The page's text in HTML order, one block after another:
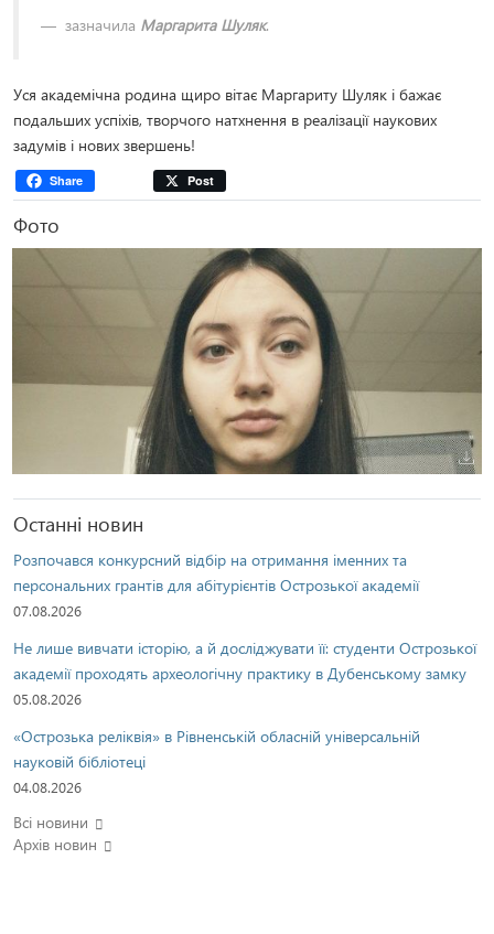
зазначила Маргарита Шуляк.
Уся академічна родина щиро вітає Маргариту Шуляк і бажає
подальших успіхів, творчого натхнення в реалізації наукових
задумів і нових звершень!
Share Post
Фото
Останні новин
Розпочався конкурсний відбір на отримання іменних та
персональних грантів для абітурієнтів Острозької академії
07.08.2026
Не лише вивчати історію, а й досліджувати її: студенти Острозької
академії проходять археологічну практику в Дубенському замку
05.08.2026
«Острозька реліквія» в Рівненській обласній універсальній
науковій бібліотеці
04.08.2026
Всі новини
Архів новин